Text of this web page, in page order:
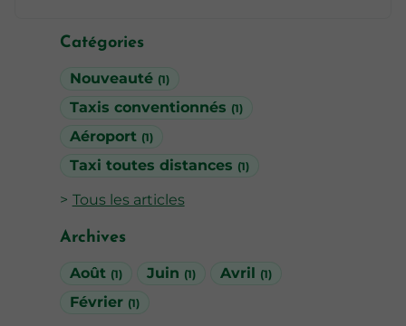
Catégories
Nouveauté (1)
Taxis conventionnés (1)
Aéroport (1)
Taxi toutes distances (1)
Tous les articles
Archives
Août (1) Juin (1) Avril (1)
Février (1)
pour faciliter ces trajets. Cet article explore les
comment ils peuvent simplifier vos
déplacements médicaux.